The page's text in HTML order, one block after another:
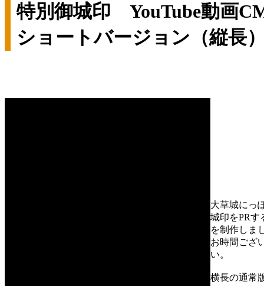
特別御城印 YouTube動画
ショートバージョン（縦長
大草城にっ
城印をPRす
を制作しま
お時間ござ
い。
横長の通常